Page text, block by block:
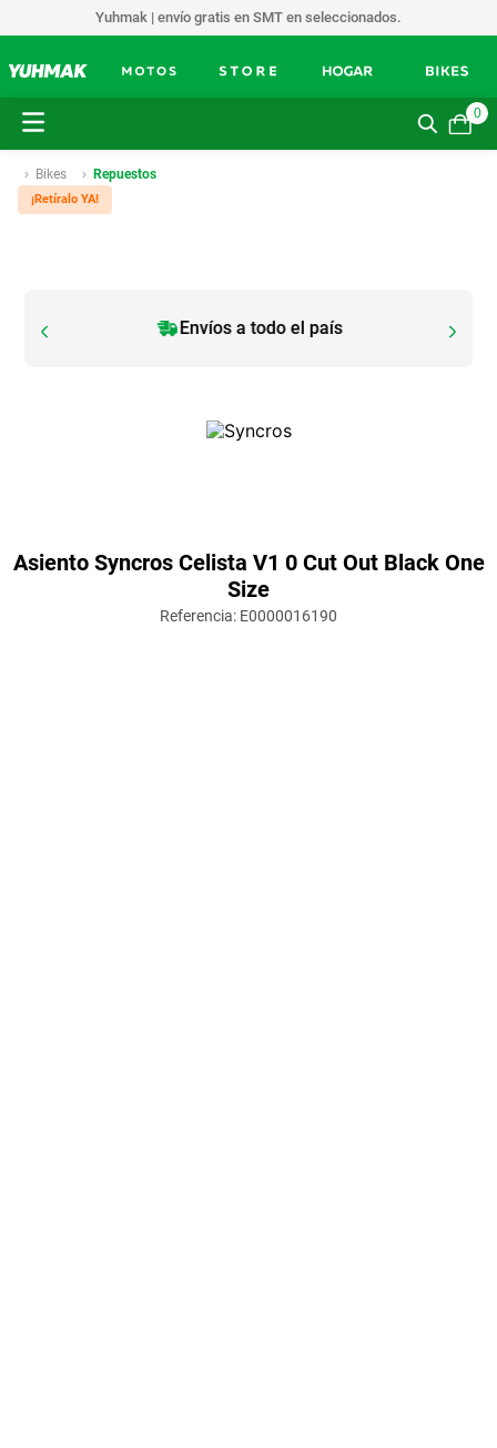
Yuhmak | envío gratis en SMT en seleccionados.
0
Bikes Repuestos
¡Retíralo YA!
Envíos a todo el país
Asiento Syncros Celista V1 0 Cut Out Black One
Size
Referencia: E0000016190